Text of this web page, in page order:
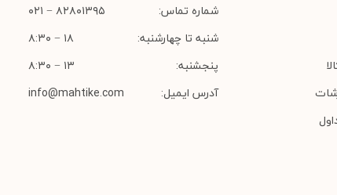
شماره تماس:
۸۲۸۰۱۳۹۵ − ۰۲۱
شنبه تا چهارشنبه:
۱۸ − ۸:۳۰
پنجشنبه:
۱۳ − ۸:۳۰
آدرس ایمیل:
info@mahtike.com